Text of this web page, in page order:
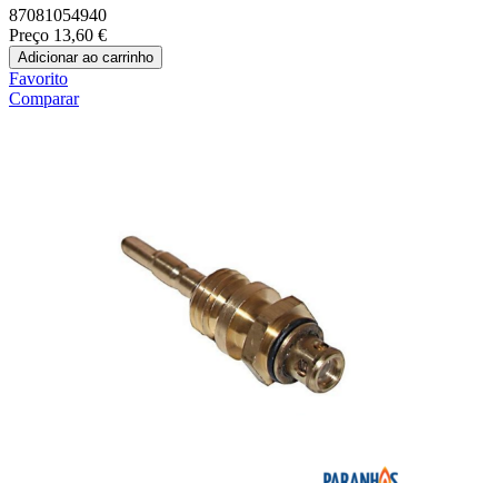
87081054940
Preço 13,60 €
Adicionar ao carrinho
Favorito
Comparar